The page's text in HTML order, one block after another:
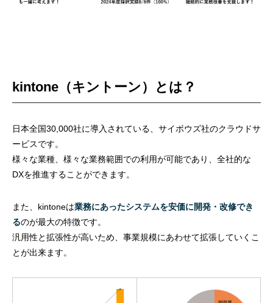
kintone（キントーン）とは？
日本全国30,000社に導入されている、サイボウズ社のクラウドサ
ービスです。
様々な業種、様々な業務範囲での利用が可能であり、全社的な
DXを推進することができます。
また、kintoneは業務にあったシステムを安価に開発・改修でき
るのが最大の特徴です。
汎用性と拡張性が高いため、事業規模にあわせて拡張していくこ
とが出来ます。